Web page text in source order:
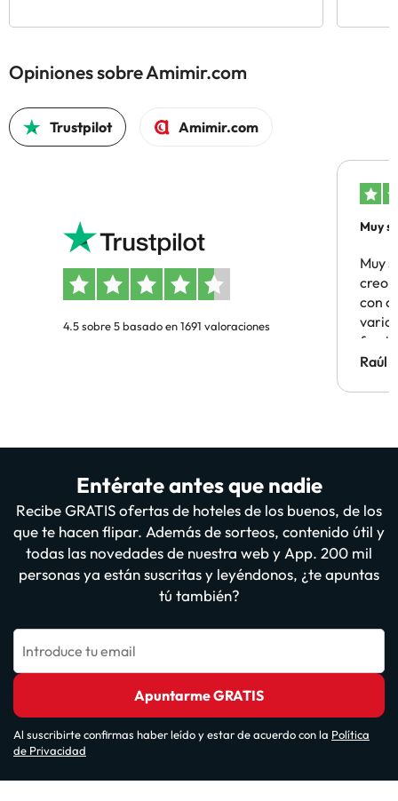
Opiniones sobre Amimir.com
Trustpilot Amimir.com
4.5 sobre 5 basado en 1691 valoraciones
Muy
Muy
creo
con
Hotel
Raúl
Entérate antes que nadie
Recibe GRATIS ofertas de hoteles de los buenos, de los
que te hacen flipar. Además de sorteos, contenido útil y
todas las novedades de nuestra web y App. 200 mil
personas ya están suscritas y leyéndonos, ¿te apuntas
tú también?
Introduce tu email
Apuntarme GRATIS
Al suscribirte confirmas haber leído y estar de acuerdo con la Política
de Privacidad